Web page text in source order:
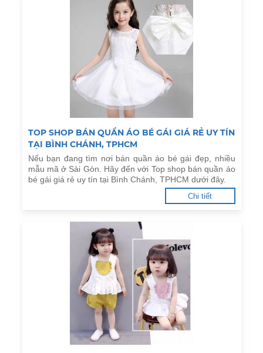
TOP SHOP BÁN QUẦN ÁO BÉ GÁI GIÁ RẺ UY TÍN
TẠI BÌNH CHÁNH, TPHCM
Nếu bạn đang tìm nơi bán quần áo bé gái đẹp, nhiều
mẫu mã ở Sài Gòn. Hãy đến với Top shop bán quần áo
bé gái giá rẻ uy tín tại Bình Chánh, TPHCM dưới đây.
Chi tiết